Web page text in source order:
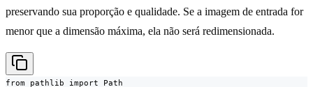
preservando sua proporção e qualidade. Se a imagem de entrada for
menor que a dimensão máxima, ela não será redimensionada.
from pathlib import Path